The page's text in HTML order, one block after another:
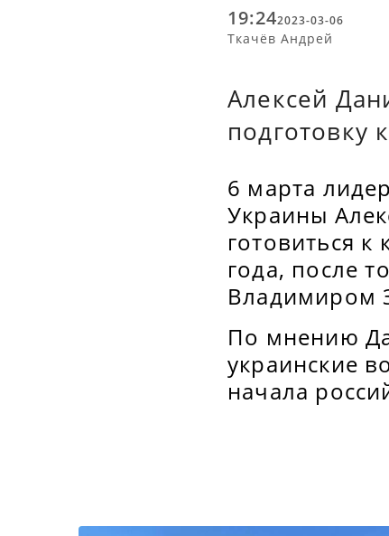
19:242023-03-06
Ткачёв Андрей
Алексей
подготовку
6 марта
Украины
готовиться
года, после
Владимиром
По мнению
украинские
начала